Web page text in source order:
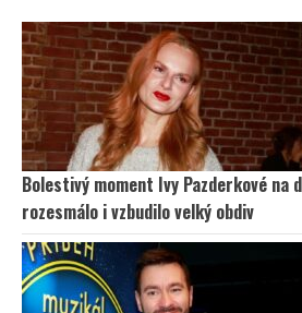
Bolestivý moment Ivy Pazderkové na
rozesmálo i vzbudilo velký obdiv